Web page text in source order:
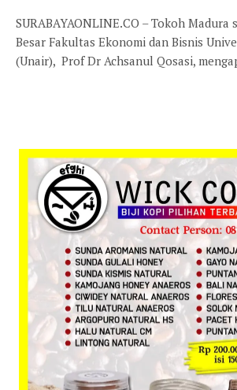
SURABAYAONLINE.CO – Tokoh Madura
Besar Fakultas Ekonomi dan Bisnis
(Unair), Prof Dr Achsanul Qosasi,